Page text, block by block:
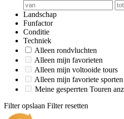
Landschap
Funfactor
Conditie
Techniek
Alleen rondvluchten
Alleen mijn favorieten
Alleen mijn voltooide tours
Alleen mijn favoriete sporten
Meine gesperrten Touren
Filter opslaan Filter resetten